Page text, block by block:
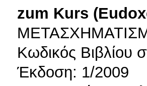
zum Kurs
Κωδικός Βιβλίου
Έκδοση: 1/2009